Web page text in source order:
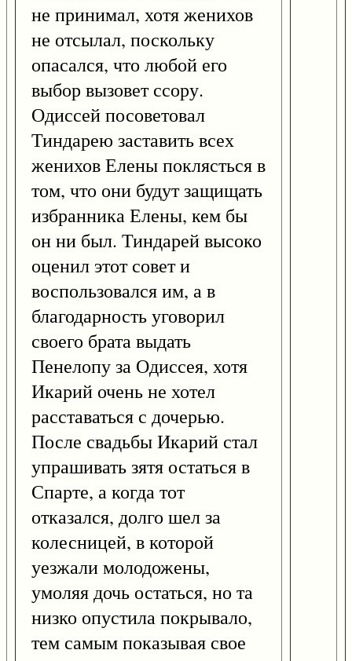
не принимал, хотя женихов
не отсылал, поскольку
опасался, что любой его
выбор вызовет ссору.
Одиссей посоветовал
Тиндарею заставить всех
женихов Елены поклясться в
том, что они будут защищать
избранника Елены, кем бы
он ни был. Тиндарей высоко
оценил этот совет и
воспользовался им, а в
благодарность уговорил
своего брата выдать
Пенелопу за Одиссея, хотя
Икарий очень не хотел
расставаться с дочерью.
После свадьбы Икарий стал
упрашивать зятя остаться в
Спарте, а когда тот
отказался, долго шел за
колесницей, в которой
уезжали молодожены,
умоляя дочь остаться, но та
низко опустила покрывало,
тем самым показывая свое